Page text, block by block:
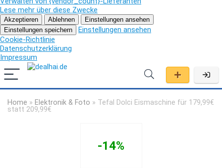
Lese mehr über diese Zwecke
Akzeptieren Ablehnen
Einstellungen ansehen
Einstellungen speichern
Einstellungen ansehen
Cookie-Richtlinie
Datenschutzerklärung
Impressum
Home » Elektronik & Foto » Tefal Dolci Eismaschine für 179,99€
statt 209,99€
-14%